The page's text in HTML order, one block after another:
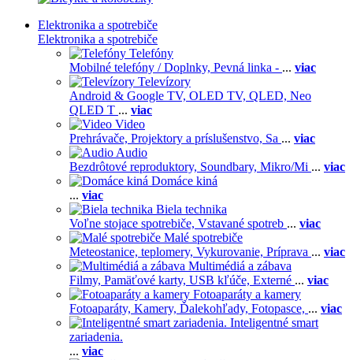
Elektronika a spotrebiče
Elektronika a spotrebiče
Telefóny
Mobilné telefóny / Doplnky, Pevná linka - ... viac
Televízory
Android & Google TV, OLED TV, QLED, Neo
QLED T ... viac
Video
Prehrávače, Projektory a príslušenstvo, Sa ... viac
Audio
Bezdrôtové reproduktory, Soundbary, Mikro/Mi ... viac
Domáce kiná
... viac
Biela technika
Voľne stojace spotrebiče, Vstavané spotreb ... viac
Malé spotrebiče
Meteostanice, teplomery, Vykurovanie, Príprava ... viac
Multimédiá a zábava
Filmy, Pamäťové karty, USB kľúče, Externé ... viac
Fotoaparáty a kamery
Fotoaparáty, Kamery, Ďalekohľady, Fotopasce, ... viac
Inteligentné smart
zariadenia.
... viac